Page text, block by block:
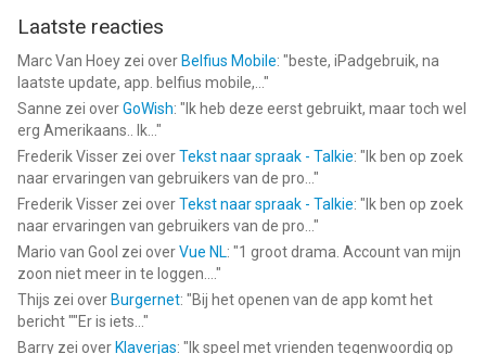
17 jaar.
Informatie voor 1967: Retro Filters & Effectsis het laatst
vergeleken op 8 Aug om 16:33.
Laatste reacties
Marc Van Hoey zei over Belfius Mobile: "beste, iPadgebruik, na
laatste update, app. belfius mobile,... "
Sanne zei overGoWish: " Ik heb deze eerst gebruikt, maar toch wel
erg Amerikaans.. Ik... "
Frederik Visser zei overTekst naar spraak - Talkie: " Ik ben op zoek
naar ervaringen van gebruikers van de pro... "
Frederik Visser zei overTekst naar spraak - Talkie: " Ik ben op zoek
naar ervaringen van gebruikers van de pro... "
Mario van Gool zei overVue NL: "1 groot drama. Account van mijn
zoon niet meer in te loggen.... "
Thijs zei over Burgernet: "Bij het openen van de app komt het
bericht ""Er is iets... "
Barry zei over Klaverjas: " Ik speel met vrienden tegenwoordig op